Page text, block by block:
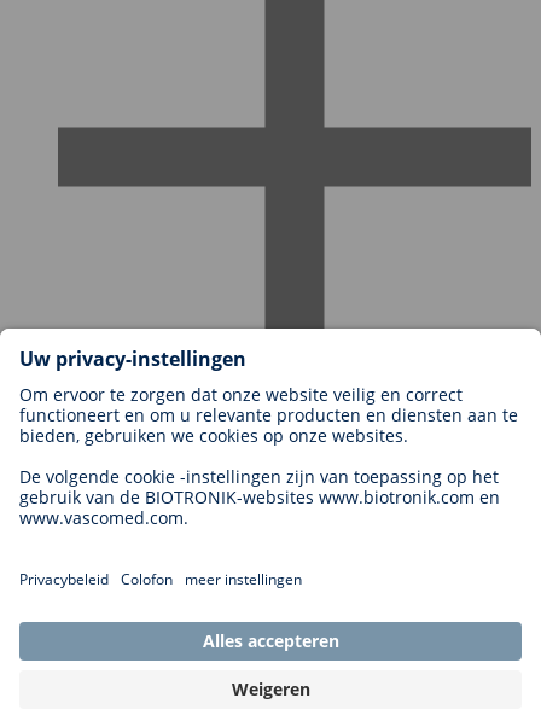
Carrières bij BIOTRONIK
Carrièreniveaus
Waarom met ons werken?
Sollicitatie
Carrièremogelijkheden
Cookie Settings
Legal Disclaimer